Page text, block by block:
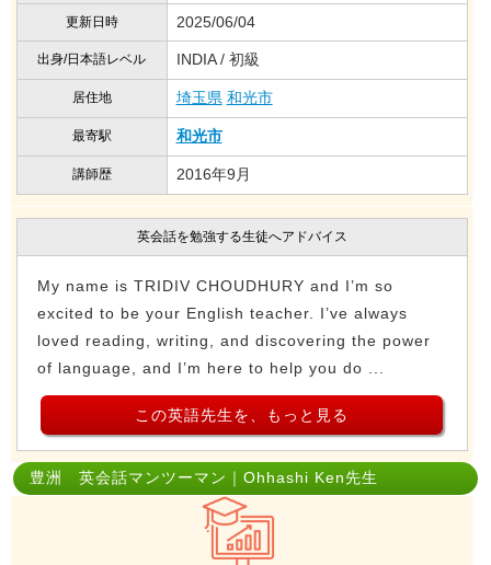
更新日時 2025/06/04
出身/日本語レベル INDIA / 初級
居住地 埼玉県 和光市
最寄駅 和光市
講師歴 2016年9月
英会話を勉強する生徒へアドバイス
My name is TRIDIV CHOUDHURY and I’m so
excited to be your English teacher. I’ve always
loved reading, writing, and discovering the power
of language, and I’m here to help you do ...
この英語先生を、もっと見る
豊洲 英会話マンツーマン｜Ohhashi Ken先生